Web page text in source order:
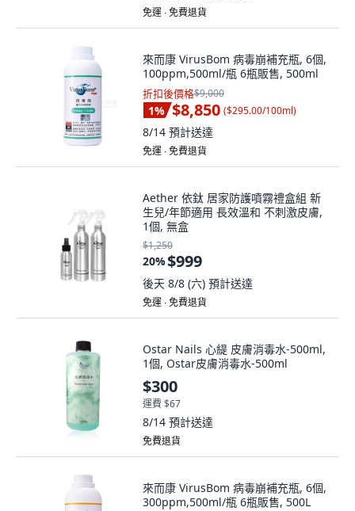
免運 ∙ 免費退貨
來而康 VirusBom 病毒崩補充瓶, 6個,
100ppm,500ml/瓶 6瓶販售, 500ml
折扣後價格$9,000
1% $8,850 ($295.00/100ml)
8/14 預計送達
免運 ∙ 免費退貨
Aether 依鈦 居家防護噴霧禮盒組 新
生兒/年節適用 長效溫和 不刺激皮膚,
1個, 無盒
$1,250
20%$999
後天 8/8 (六) 預計送達
免運 ∙ 免費退貨
Ostar Nails 心緹 皮膚消毒水-500ml,
1個, Ostar皮膚消毒水-500ml
$300
運費 $67
8/14 預計送達
免費退貨
來而康 VirusBom 病毒崩補充瓶, 6個,
300ppm,500ml/瓶 6瓶販售, 500L